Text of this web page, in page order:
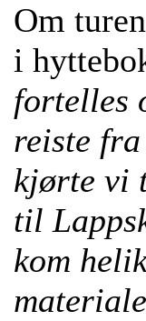
Om
i
fortelles
reiste
kjørte vi
til
kom